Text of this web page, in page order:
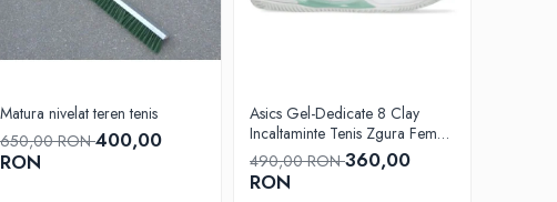
Matura nivelat teren tenis
650,00 RON400,00
RON
Asics Gel-Dedicate 8 Clay
Incaltaminte Tenis Zgura Femei
Gri albastrui, Alb
490,00 RON360,00
RON